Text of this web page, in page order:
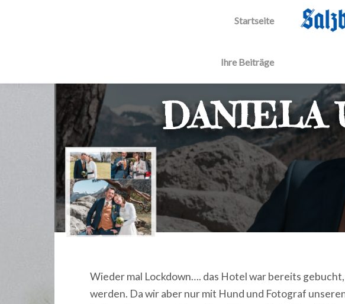
Startseite
Ihre Beiträge
DANIELA
Wieder mal Lockdown…. das Hotel war bereits
werden. Da wir aber nur mit Hund und Fotograf